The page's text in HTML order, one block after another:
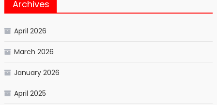
Archives
April 2026
March 2026
January 2026
April 2025